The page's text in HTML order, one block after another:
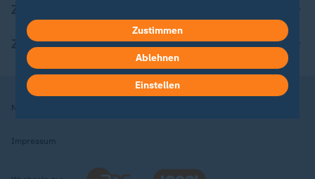
ZDFheute Apps
Nutzungsbedingungen
Impressum
in deinen Einstellungen widerrufen oder ändern.
Hier findest du das Impressum.
Weitere Informationen findest du in unserer
Datenschutzerklärung.
Zustimmen
Ablehnen
Einstellen